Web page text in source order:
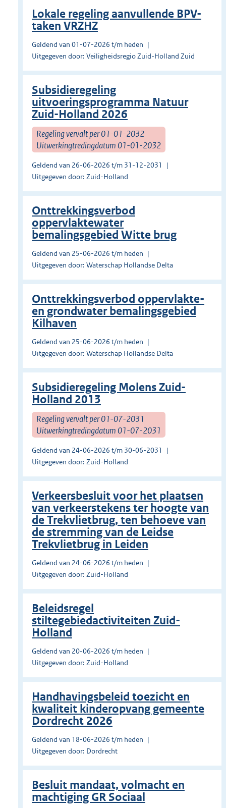
Lokale regeling aanvullende BPV-
taken VRZHZ
Geldend van 01-07-2026 t/m heden
Uitgegeven door: Veiligheidsregio Zuid-Holland Zuid
Subsidieregeling
uitvoeringsprogramma Natuur
Zuid-Holland 2026
Regeling vervalt per 01-01-2032
Uitwerkingtredingdatum 01-01-2032
Geldend van 26-06-2026 t/m 31-12-2031
Uitgegeven door: Zuid-Holland
Onttrekkingsverbod
oppervlaktewater
bemalingsgebied Witte brug
Geldend van 25-06-2026 t/m heden
Uitgegeven door: Waterschap Hollandse Delta
Onttrekkingsverbod oppervlakte-
en grondwater bemalingsgebied
Kilhaven
Geldend van 25-06-2026 t/m heden
Uitgegeven door: Waterschap Hollandse Delta
Subsidieregeling Molens Zuid-
Holland 2013
Regeling vervalt per 01-07-2031
Uitwerkingtredingdatum 01-07-2031
Geldend van 24-06-2026 t/m 30-06-2031
Uitgegeven door: Zuid-Holland
Verkeersbesluit voor het plaatsen
van verkeerstekens ter hoogte van
de Trekvlietbrug, ten behoeve van
de stremming van de Leidse
Trekvlietbrug in Leiden
Geldend van 24-06-2026 t/m heden
Uitgegeven door: Zuid-Holland
Beleidsregel
stiltegebiedactiviteiten Zuid-
Holland
Geldend van 20-06-2026 t/m heden
Uitgegeven door: Zuid-Holland
Handhavingsbeleid toezicht en
kwaliteit kinderopvang gemeente
Dordrecht 2026
Geldend van 18-06-2026 t/m heden
Uitgegeven door: Dordrecht
Besluit mandaat, volmacht en
machtiging GR Sociaal